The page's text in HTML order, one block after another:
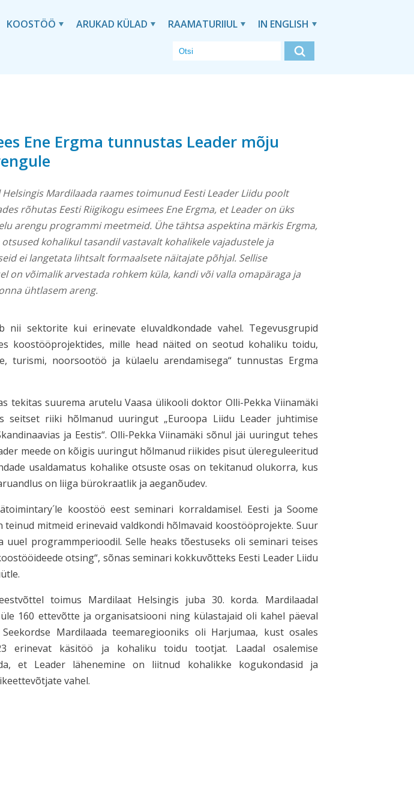
KOOSTÖÖ ARUKAD KÜLAD RAAMATURIIUL IN ENGLISH
Ene Ergma tunnustas Leader mõju
Mardilaada raames toimunud Eesti Leader Liidu poolt
rõhutas Eesti Riigikogu esimees Ene Ergma, et Leader on üks
arengu programmi meetmeid. Ühe tähtsa aspektina märkis Ergma,
kohalikul tasandil vastavalt kohalikele vajadustele ja
ei langetata lihtsalt formaalsete näitajate põhjal. Sellise
on võimalik arvestada rohkem küla, kandi või valla omapäraga ja
ühtlasem areng.
nii sektorite kui erinevate eluvaldkondade vahel. Tegevusgrupid
koostööprojektides, mille head näited on seotud kohaliku toidu,
turismi, noorsootöö ja külaelu arendamisega“ tunnustas Ergma
tekitas suurema arutelu Vaasa ülikooli doktor Olli-Pekka Viinamäki
seitset riiki hõlmanud uuringut „Euroopa Liidu Leader juhtimise
ja Eestis“. Olli-Pekka Viinamäki sõnul jäi uuringut tehes
meede on kõigis uuringut hõlmanud riikides pisut ülereguleeritud
usaldamatus kohalike otsuste osas on tekitanud olukorra, kus
on liiga bürokraatlik ja aeganõudev.
koostöö eest seminari korraldamisel. Eesti ja Soome
teinud mitmeid erinevaid valdkondi hõlmavaid koostööprojekte. Suur
programmperioodil. Selle heaks tõestuseks oli seminari teises
otsing“, sõnas seminari kokkuvõtteks Eesti Leader Liidu
toimus Mardilaat Helsingis juba 30. korda. Mardilaadal
160 ettevõtte ja organisatsiooni ning külastajaid oli kahel päeval
Mardilaada teemaregiooniks oli Harjumaa, kust osales
erinevat käsitöö ja kohaliku toidu tootjat. Laadal osalemise
et Leader lähenemine on liitnud kohalikke kogukondasid ja
vahel.